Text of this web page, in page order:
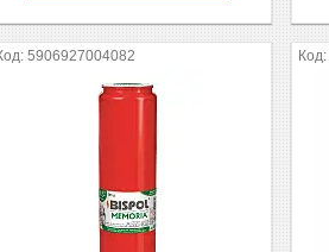
5906927004082